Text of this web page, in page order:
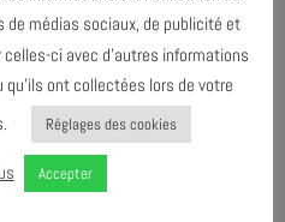
FORMATI CAL
LE PROGRAMME
médias sociaux, de publicité et
ci avec d’autres informations
qu’ils ont collectées lors de votre
Réglages des cookies
Accepter